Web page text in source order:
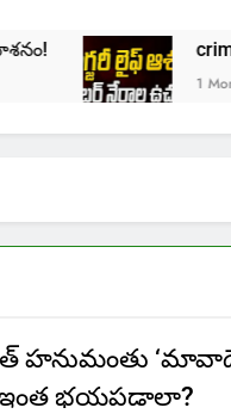
crime: ఒక్క
1 Month Ago
హనుమంతు
ఇంత భయపడాలా?